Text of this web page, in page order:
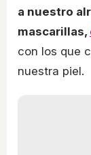
a nuestro
mascarillas,
con los que
nuestra piel.